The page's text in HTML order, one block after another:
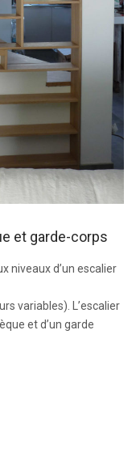
et garde-corps
niveaux d’un escalier
variables). L’escalier
et d’un garde